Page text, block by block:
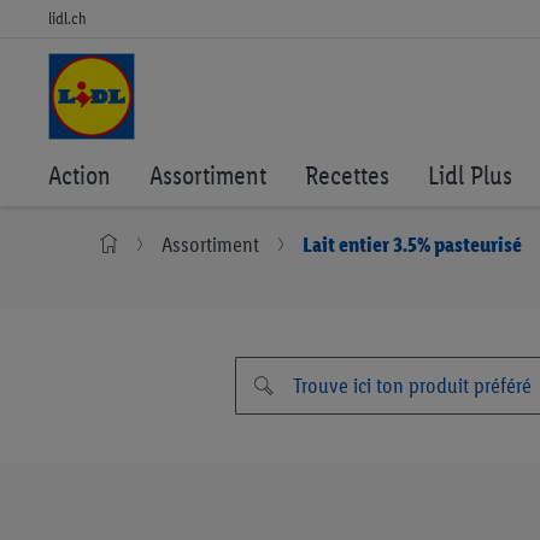
lidl.ch
Action Assortiment Recettes Lidl Plus
Assortiment Lait entier 3.5% pasteurisé